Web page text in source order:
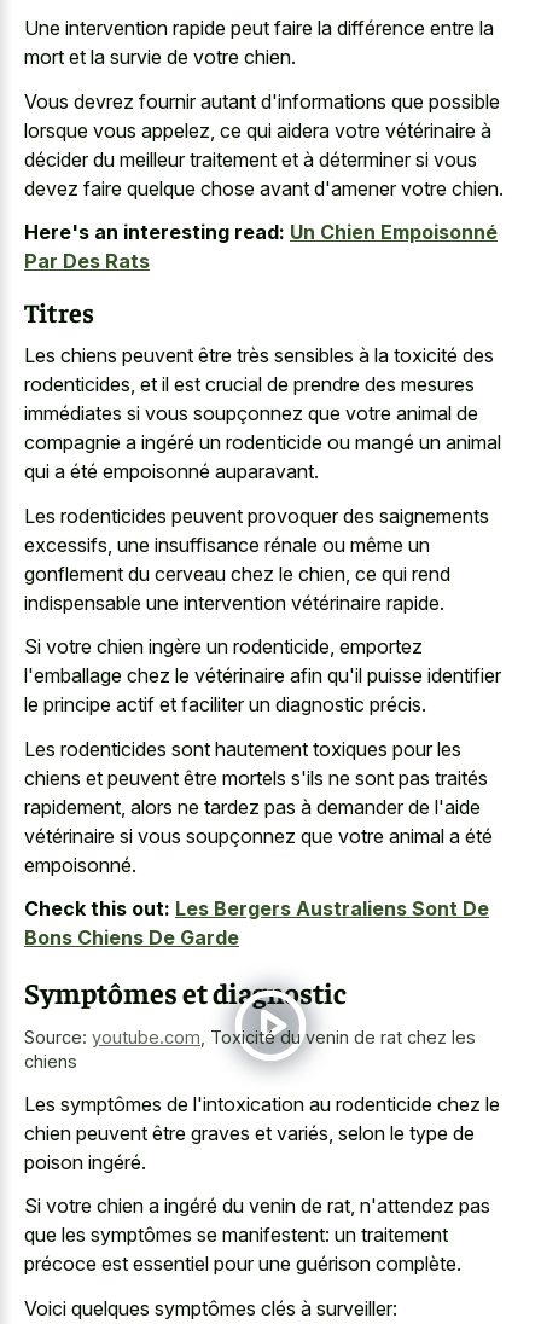
Une intervention rapide peut faire la différence entre la
mort et la survie de votre chien.
Vous devrez fournir autant d'informations que possible
lorsque vous appelez, ce qui aidera votre vétérinaire à
décider du meilleur traitement et à déterminer si vous
devez faire quelque chose avant d'amener votre chien.
Here's an interesting read: Un Chien Empoisonné
Par Des Rats
Titres
Les chiens peuvent être très sensibles à la toxicité des
rodenticides, et il est crucial de prendre des mesures
immédiates si vous soupçonnez que votre animal de
compagnie a ingéré un rodenticide ou mangé un animal
qui a été empoisonné auparavant.
Les rodenticides peuvent provoquer des saignements
excessifs, une insuffisance rénale ou même un
gonflement du cerveau chez le chien, ce qui rend
indispensable une intervention vétérinaire rapide.
Si votre chien ingère un rodenticide, emportez
l'emballage chez le vétérinaire afin qu'il puisse identifier
le principe actif et faciliter un diagnostic précis.
Les rodenticides sont hautement toxiques pour les
chiens et peuvent être mortels s'ils ne sont pas traités
rapidement, alors ne tardez pas à demander de l'aide
vétérinaire si vous soupçonnez que votre animal a été
empoisonné.
Check this out: Les Bergers Australiens Sont De
Bons Chiens De Garde
Symptômes et diagnostic
Source: youtube.com Toxicité du venin de rat chez les
chiens
Les symptômes de l'intoxication au rodenticide chez le
chien peuvent être graves et variés, selon le type de
poison ingéré.
Si votre chien a ingéré du venin de rat, n'attendez pas
que les symptômes se manifestent: un traitement
précoce est essentiel pour une guérison complète.
Voici quelques symptômes clés à surveiller: